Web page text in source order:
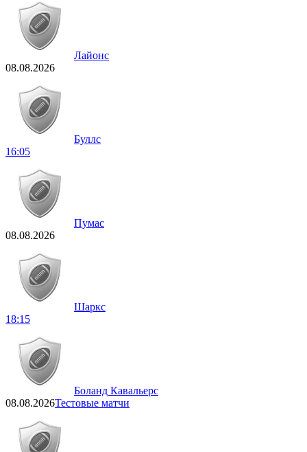
Лайонс
08.08.2026
Буллс
16:05
Пумас
08.08.2026
Шаркс
18:15
Боланд Кавальерс
08.08.2026Тестовые матчи